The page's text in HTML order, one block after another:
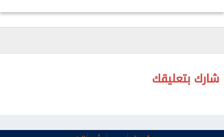
التجارية والإدارية والمهنية لسكان المدينة، إلى جانب
جذب المزيد من الاستثمارات، بما يتواكب مع معدلات
الأصول المتاحة ورفع القيمة الاستثمارية للمشروعات
المختلفة.
سحب كراسات الشروط والمواصفات من مقر الجهاز خلال
شارك بتعليقك